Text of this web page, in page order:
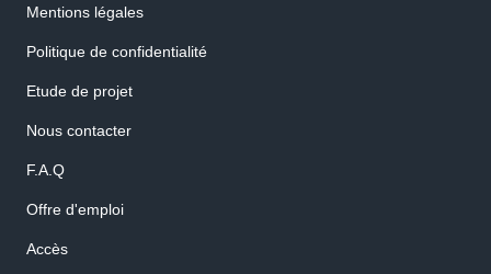
Mentions légales
Politique de confidentialité
Etude de projet
Nous contacter
F.A.Q
Offre d'emploi
Accès